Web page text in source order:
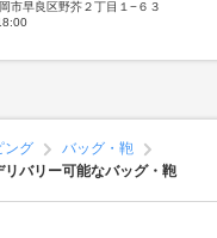
市早良区野芥２丁目１−６３
ング
バッグ・鞄
バリー可能なバッグ・鞄